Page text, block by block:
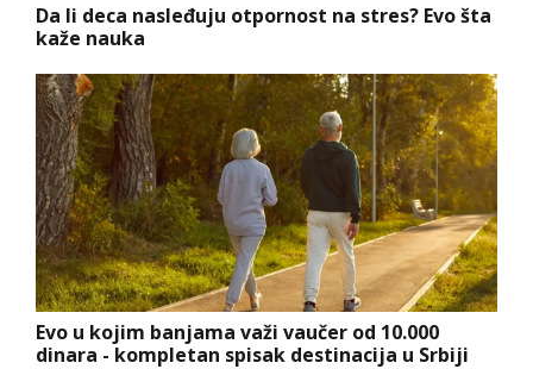
Da li deca nasleđuju otpornost na stres? Evo šta
kaže nauka
Evo u kojim banjama važi vaučer od 10.000
dinara - kompletan spisak destinacija u Srbiji